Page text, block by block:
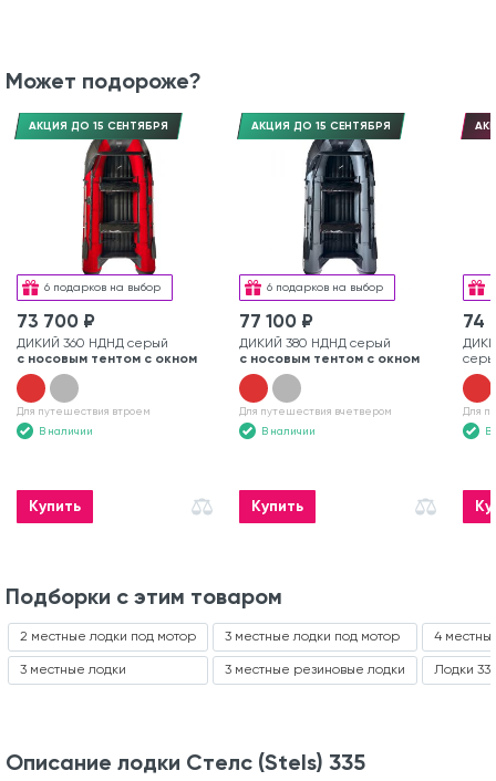
Может подороже?
6 подарков на выбор
АКЦИЯ ДО 15 СЕНТЯБРЯ
73 700 ₽
ДИКИЙ 360 НДНД серый
с носовым тентом с окном
Для путешествия втроем
В наличии
Купить
6 подарков на выбор
АКЦИЯ ДО 15 СЕНТЯБРЯ
77 100 ₽
ДИКИЙ 380 НДНД серый
с носовым тентом с окном
Для путешествия вчетвером
В наличии
Купить
74
Для
В
Подборки с этим товаром
2 местные лодки под мотор
3 местные лодки
3 местные лодки под мотор
3 местные резиновые лодки
4
Лодки
Описание лодки Стелс (Stels) 335